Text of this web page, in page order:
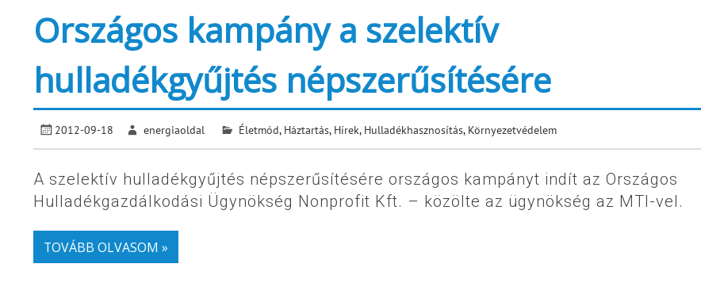
Országos kampány a szelektív
hulladékgyűjtés népszerűsítésére
2012-09-18 energiaoldal Életmód, Háztartás, Hírek, Hulladékhasznosítás, Környezetvédelem
A szelektív hulladékgyűjtés népszerűsítésére országos kampányt indít az Országos
Hulladékgazdálkodási Ügynökség Nonprofit Kft. – közölte az ügynökség az MTI-vel.
TOVÁBB OLVASOM »